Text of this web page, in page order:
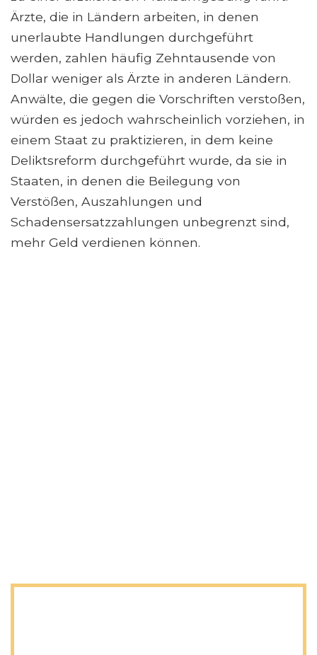
Ärzte, die in Ländern arbeiten, in denen
unerlaubte Handlungen durchgeführt
werden, zahlen häufig Zehntausende von
Dollar weniger als Ärzte in anderen Ländern.
Anwälte, die gegen die Vorschriften verstoßen,
würden es jedoch wahrscheinlich vorziehen, in
einem Staat zu praktizieren, in dem keine
Deliktsreform durchgeführt wurde, da sie in
Staaten, in denen die Beilegung von
Verstößen, Auszahlungen und
Schadensersatzzahlungen unbegrenzt sind,
mehr Geld verdienen können.